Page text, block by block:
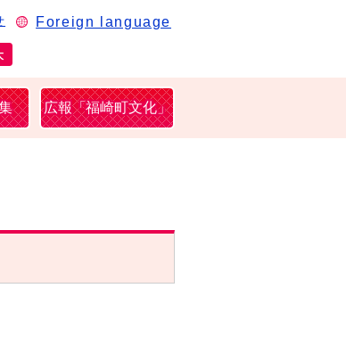
Foreign language
広報「福崎町文化」